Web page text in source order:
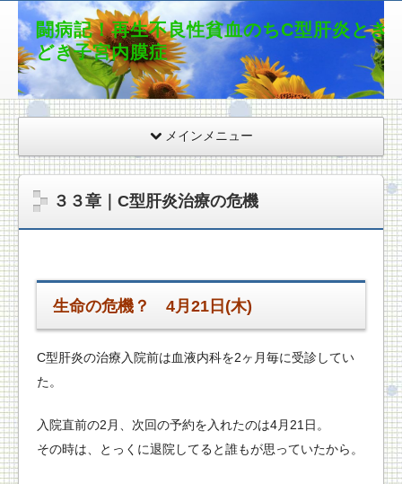
闘病記！再生不良性貧血のちC型肝炎とき
どき子宮内膜症
メインメニュー
３３章｜C型肝炎治療の危機
生命の危機？ 4月21日(木)
C型肝炎の治療入院前は血液内科を2ヶ月毎に受診してい
た。
入院直前の2月、次回の予約を入れたのは4月21日。
その時は、とっくに退院してると誰もが思っていたから。